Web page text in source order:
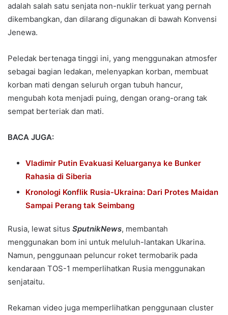
adalah salah satu senjata non-nuklir terkuat yang pernah
dikembangkan, dan dilarang digunakan di bawah Konvensi
Jenewa.
Peledak bertenaga tinggi ini, yang menggunakan atmosfer
sebagai bagian ledakan, melenyapkan korban, membuat
korban mati dengan seluruh organ tubuh hancur,
mengubah kota menjadi puing, dengan orang-orang tak
sempat berteriak dan mati.
BACA JUGA:
Vladimir Putin Evakuasi Keluarganya ke Bunker
Rahasia di Siberia
Kronologi Konflik Rusia-Ukraina: Dari Protes Maidan
Sampai Perang tak Seimbang
Rusia, lewat situs SputnikNews, membantah
menggunakan bom ini untuk meluluh-lantakan Ukarina.
Namun, penggunaan peluncur roket termobarik pada
kendaraan TOS-1 memperlihatkan Rusia menggunakan
senjataitu.
Rekaman video juga memperlihatkan penggunaan cluster